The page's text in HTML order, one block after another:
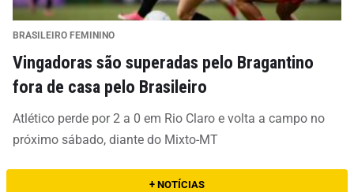
BRASILEIRO FEMININO
Vingadoras são superadas pelo Bragantino
fora de casa pelo Brasileiro
Atlético perde por 2 a 0 em Rio Claro e volta a campo no
próximo sábado, diante do Mixto-MT
+ NOTÍCIAS